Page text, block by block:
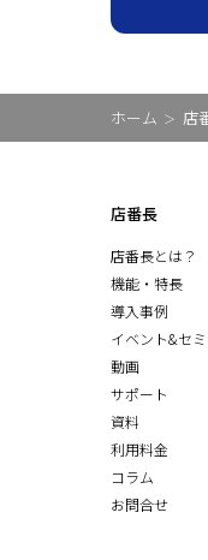
ホーム 店
店番長
店番長とは？
機能・特長
導入事例
イベント&セ
動画
サポート
資料
利用料金
コラム
お問合せ